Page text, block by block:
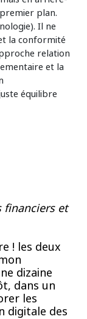
plan.
Il ne
la conformité
relation
et la
équilibre
financiers et
! les deux
dizaine
dans un
les
digitale des